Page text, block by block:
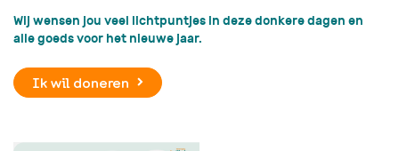
Wij wensen jou veel lichtpuntjes in deze donkere dagen en
alle goeds voor het nieuwe jaar.
Ik wil doneren